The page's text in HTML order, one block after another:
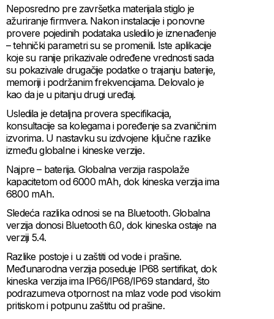
Neposredno pre završetka materijala stiglo je
ažuriranje firmvera. Nakon instalacije i ponovne
provere pojedinih podataka usledilo je iznenađenje
– tehnički parametri su se promenili. Iste aplikacije
koje su ranije prikazivale određene vrednosti sada
su pokazivale drugačije podatke o trajanju baterije,
memoriji i podržanim frekvencijama. Delovalo je
kao da je u pitanju drugi uređaj.
Usledila je detaljna provera specifikacija,
konsultacije sa kolegama i poređenje sa zvaničnim
izvorima. U nastavku su izdvojene ključne razlike
između globalne i kineske verzije.
Najpre – baterija. Globalna verzija raspolaže
kapacitetom od 6000 mAh, dok kineska verzija ima
6800 mAh.
Sledeća razlika odnosi se na Bluetooth. Globalna
verzija donosi Bluetooth 6.0, dok kineska ostaje na
verziji 5.4.
Razlike postoje i u zaštiti od vode i prašine.
Međunarodna verzija poseduje IP68 sertifikat, dok
kineska verzija ima IP66/IP68/IP69 standard, što
podrazumeva otpornost na mlaz vode pod visokim
pritiskom i potpunu zaštitu od prašine.